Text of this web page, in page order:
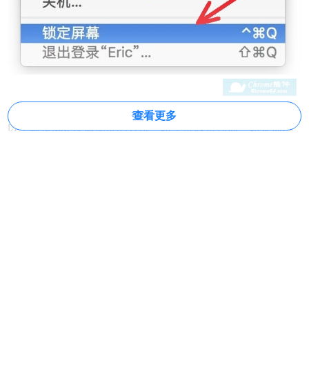
以上就是Mac快速锁屏的方法，希望可以帮到你。如果你刚
查看更多